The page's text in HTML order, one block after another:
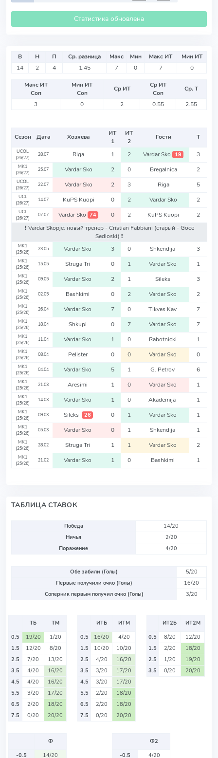
Статистика обновлена
В Н П Ср. разница Макс Мин Макс ИТ
Мин ИТ
14
2 4 1.45 7 0 7 0
Макс ИТ
Соп
Мин ИТ
Соп
Ср ИТ
Ср ИТ
Соп
Ср. Т
3
0 2 0.55 2.55
Сезон Дата Хозяева
ИТ
1
ИТ
2
Гости Т
UCOL
(26/27)
28.07 Riga 1 2 Vardar Sko 19 3
MK1
(26/27)
25.07 Vardar Sko 2 0 Bregalnica 2
UCOL
(26/27)
22.07 Vardar Sko 2 3 Riga 5
UCL
(26/27)
14.07 KuPS Kuopi 0 2 Vardar Sko 2
UCL
(26/27)
07.07 Vardar Sko 74 0 2 KuPS Kuopi
2
❗️ Vardar Skopje: новый тренер - Cristian Fabbiani (старый - Goce
Sedloski) ❗️
MK1
(25/26)
23.05 Vardar Sko 3 0 Shkendija 3
MK1
(25/26)
15.05 Struga Tri 0 1 Vardar Sko 1
MK1
(25/26)
09.05 Vardar Sko 2 1 Sileks 3
MK1
(25/26)
02.05 Bashkimi 0 2 Vardar Sko 2
MK1
(25/26)
26.04 Vardar Sko 7 0 Tikves Kav 7
MK1
(25/26)
18.04 Shkupi 0 7 Vardar Sko 7
MK1
(25/26)
11.04 Vardar Sko 1 0 Rabotnicki 1
MK1
(25/26)
08.04 Pelister 0 0 Vardar Sko 0
MK1
(25/26)
04.04 Vardar Sko 5 1 G. Petrov 6
MK1
(25/26)
21.03 Aresimi 1 0 Vardar Sko 1
MK1
(25/26)
14.03 Vardar Sko 1 0 Akademija 1
MK1
(25/26)
09.03 Sileks 26 0 1 Vardar Sko 1
MK1
(25/26)
05.03 Vardar Sko 0 1 Shkendija 1
MK1
(25/26)
28.02 Struga Tri 1 1 Vardar Sko 2
MK1
(25/26)
21.02 Vardar Sko 1 0 Bashkimi 1
ТАБЛИЦА СТАВОК
Победа
14/20
Ничья
2/20
Поражение
4/20
Обе забили (Голы)
5/20
Первые получили очко (Голы)
16/20
Соперник первым получил очко (Голы)
3/20
ТБ
ТМ
0.5
19/20
1/20
1.5
12/20
8/20
2.5
7/20
13/20
3.5
4/20
16/20
4.5
4/20
16/20
5.5
3/20
17/20
6.5
2/20
18/20
7.5
0/20 20/20
ИТБ
ИТМ
0.5
16/20
4/20
1.5
10/20
10/20
2.5
4/20
16/20
3.5
3/20
17/20
4.5
3/20
17/20
5.5
2/20
18/20
6.5
2/20
18/20
7.5
0/20 20/20
ИТ2Б
ИТ2М
0.5
8/20
12/20
1.5
2/20
18/20
2.5
1/20
19/20
3.5
0/20 20/20
Ф
-0.5
14/20
Ф2
-0.5
4/20